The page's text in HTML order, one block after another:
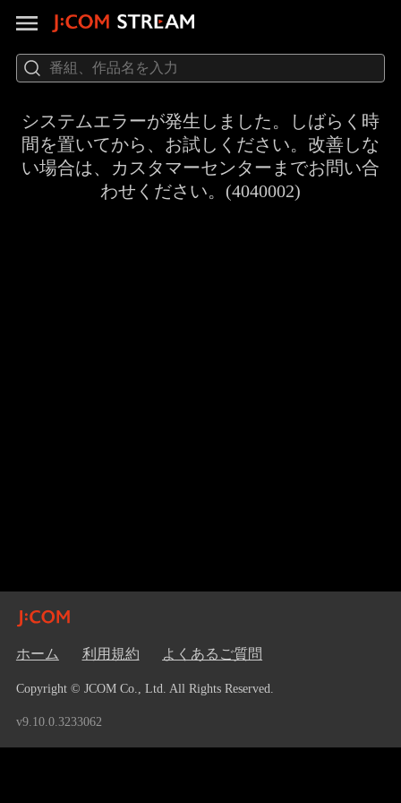
システムエラーが発生しました。しばらく時
間を置いてから、お試しください。改善しな
い場合は、カスタマーセンターまでお問い合
わせください。(4040002)
ホーム 利用規約 よくあるご質問
Copyright © JCOM Co., Ltd. All Rights Reserved.
v9.10.0.3233062